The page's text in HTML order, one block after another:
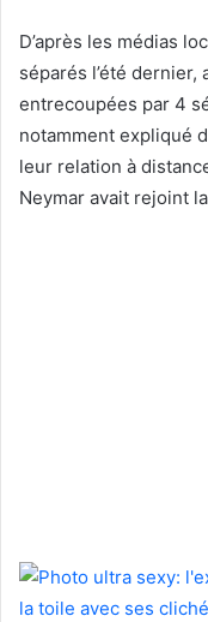
D’après les médias
séparés l’été
entrecoupées par 4
notamment expliqué
leur relation à
Neymar avait rejoint